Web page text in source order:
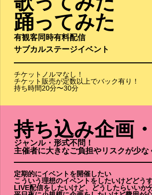
踊ってみた
有観客同時有料配信
サブカルステージイベント
チケットノルマなし！
チケット販売が定数以上でバック有り！
持ち時間20分〜30分
持ち込み企画
ジャンル・形式不問！
主催者に大きなご負担やリスクが少
定期的にイベントを開催したい
こういう理想のイベントをしたいけどどう
LIVE配信をしたいけど、どうしたらいいか